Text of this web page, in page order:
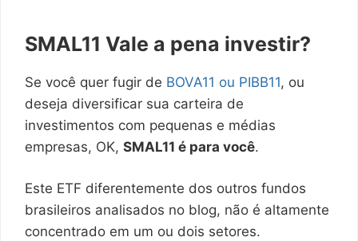
SMAL11 Vale a pena investir?
Se você quer fugir de BOVA11 ou PIBB11, ou
deseja diversificar sua carteira de
investimentos com pequenas e médias
empresas, OK, SMAL11 é para você.
Este ETF diferentemente dos outros fundos
brasileiros analisados no blog, não é altamente
concentrado em um ou dois setores.